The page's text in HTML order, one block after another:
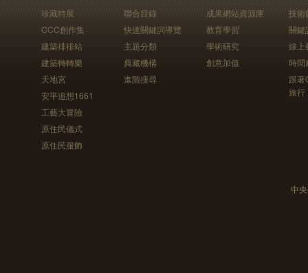
珍藏特展
CCC創作集
建築排排站
建築轉轉樂
天地宮
安平追想1661
工藝大冒險
原住民儀式
原住民服飾
聯合目錄
快速關鍵詞導覽
主題分類
典藏機構
進階搜尋
成果網站資源庫
教育學習
學術研究
創意加值
技術
關鍵
線上
時間
跟
旅行
中